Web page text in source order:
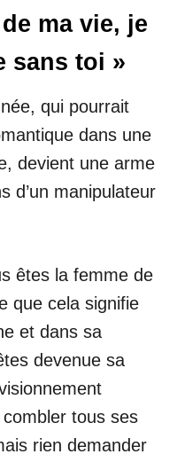
ma vie, je
sans toi »
qui pourrait
dans une
devient une arme
d’un manipulateur
êtes la femme de
que cela signifie
et dans sa
devenue sa
tous ses
rien demander